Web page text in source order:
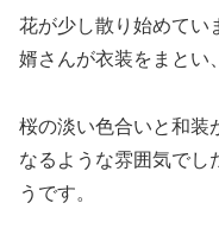
花が少し散り始めてい
婿さんが衣装をまとい
桜の淡い色合いと和装
なるような雰囲気でし
うです。